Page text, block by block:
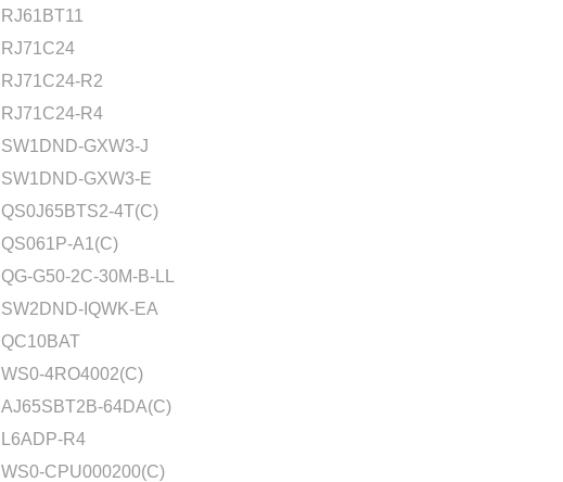
RJ61BT11
RJ71C24
RJ71C24-R2
RJ71C24-R4
SW1DND-GXW3-J
SW1DND-GXW3-E
QS0J65BTS2-4T(C)
QS061P-A1(C)
QG-G50-2C-30M-B-LL
SW2DND-IQWK-EA
QC10BAT
WS0-4RO4002(C)
AJ65SBT2B-64DA(C)
L6ADP-R4
WS0-CPU000200(C)